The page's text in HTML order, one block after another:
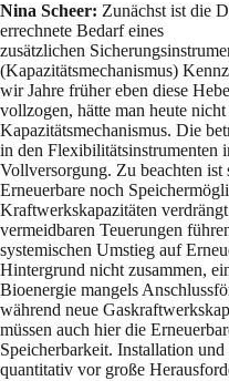
Nina Scheer: Zunächst ist die
errechnete Bedarf eines
zusätzlichen
(Kapazitätsmechanismus)
wir Jahre früher eben diese
vollzogen, hätte man heute
Kapazitätsmechanismus. Die
in den Flexibilitätsinstrumenten
Vollversorgung. Zu beachten ist
Erneuerbare noch
Kraftwerkskapazitäten
vermeidbaren Teuerungen
systemischen Umstieg auf
Hintergrund nicht zusammen,
Bioenergie mangels
während neue
müssen auch hier die
Speicherbarkeit. Installation
quantitativ vor große